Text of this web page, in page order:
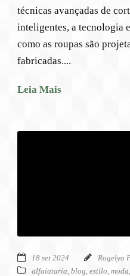
técnicas avançadas de
inteligentes, a tecnologia
como as roupas são
fabricadas....
Leia Mais
18 set 2024
Rogelyo
alfaiataria blog estilo moda